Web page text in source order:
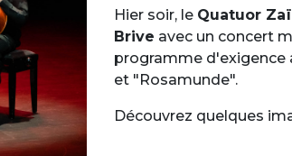
Hier soir, le Quatuor
Brive avec un concert
programme d'exigence
et "Rosamunde".
Découvrez quelques